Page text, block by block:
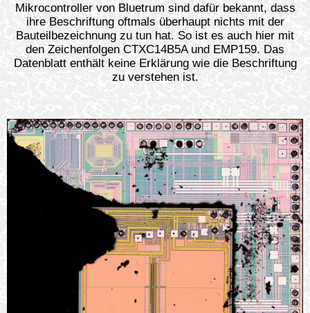
Mikrocontroller von Bluetrum sind dafür bekannt, dass
ihre Beschriftung oftmals überhaupt nichts mit der
Bauteilbezeichnung zu tun hat. So ist es auch hier mit
den Zeichenfolgen CTXC14B5A und EMP159. Das
Datenblatt enthält keine Erklärung wie die Beschriftung
zu verstehen ist.